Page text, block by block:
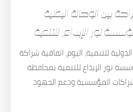
بين الوكالة اليمنية
نور الإبداع للتنمية
للتنمية، اليوم، اتفاقية شراكة
نور الإبداع للتنمية بمحافظة
المؤسسية ودعم الجهود